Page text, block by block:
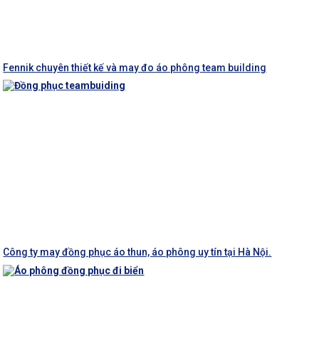
Fennik chuyên thiết kế và may đo áo phông team building
Công ty may đồng phục áo thun, áo phông uy tín tại Hà Nội.